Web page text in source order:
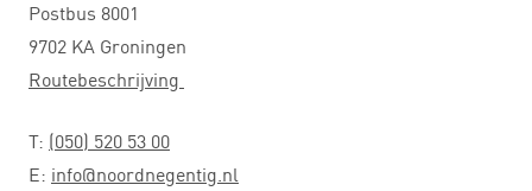
Postbus 8001
9702 KA Groningen
Routebeschrijving
T: (050) 520 53 00
E: info@noordnegentig.nl